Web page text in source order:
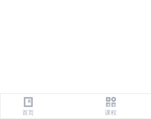
首页 课程